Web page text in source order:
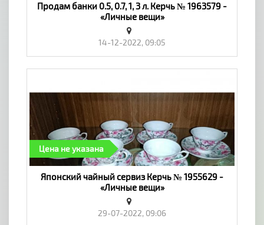
Продам банки 0.5, 0.7, 1, 3 л. Керчь № 1963579 -
«Личные вещи»
14-12-2022, 09:05
Цена не указана
Японский чайный сервиз Керчь № 1955629 -
«Личные вещи»
29-07-2022, 09:06